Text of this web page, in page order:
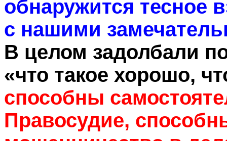
обнаружится тесное
с нашими
В целом задолбали
«что такое хорошо,
способны
Правосудие,